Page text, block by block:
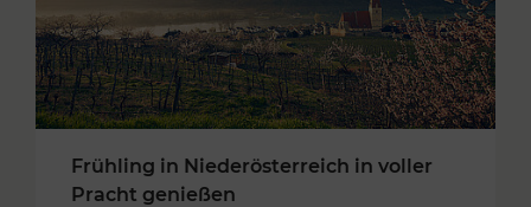
Frühling in Niederösterreich in voller
Pracht genießen